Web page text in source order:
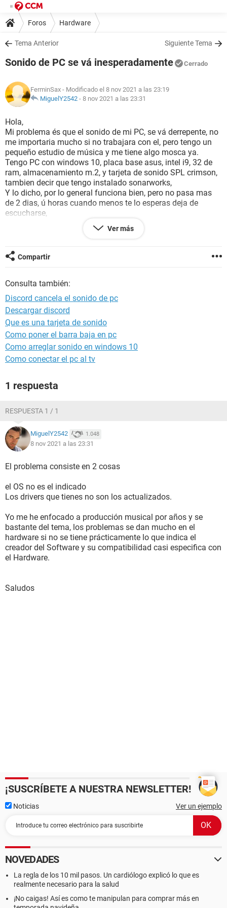
Foros Hardware
Tema Anterior Siguiente Tema
Sonido de PC se vá inesperadamente Cerrado
FerminSax - Modificado el 8 nov 2021 a las 23:19
MiguelY2542 - 8 nov 2021 a las 23:31
Hola,
Mi problema és que el sonido de mi PC, se vá derrepente, no
me importaria mucho si no trabajara con el, pero tengo un
pequeño estudio de música y me tiene algo mosca ya.
Tengo PC con windows 10, placa base asus, intel i9, 32 de
ram, almacenamiento m.2, y tarjeta de sonido SPL crimson,
tambien decir que tengo instalado sonarworks,
Y lo dicho, por lo general funciona bien, pero no pasa mas
de 2 dias, ú horas cuando menos te lo esperas deja de
escucharse,
¡ Por si sirve de información!! , cuando se vá el sonido, oigo
como el PC por dentro hace esos ruiditos que suele hacer un
spotify, reproductor de windows o cualquier otra cosa deja
de escucharse, obligatorio reiniciar y que vuelva a funcionar,
Espero que me podais ayudar, saludo amigos
Configuración:Android / Chrome 95.0.4638.74
Ver más
Compartir
Consulta también:
Discord cancela el sonido de pc
Descargar discord
Que es una tarjeta de sonido
Como poner el barra baja en pc
Como arreglar sonido en windows 10
Como conectar el pc al tv
1 respuesta
RESPUESTA 1 / 1
MiguelY2542 1.048
8 nov 2021 a las 23:31
El problema consiste en 2 cosas
el OS no es el indicado
Los drivers que tienes no son los actualizados.
Yo me he enfocado a producción musical por años y se
bastante del tema, los problemas se dan mucho en el
hardware si no se tiene prácticamente lo que indica el
creador del Software y su compatibilidad casi especifica con
el Hardware.
Saludos
¡SUSCRÍBETE A NUESTRA NEWSLETTER!
Noticias Ver un ejemplo
NOVEDADES
La regla de los 10 mil pasos. Un cardiólogo explicó lo que es
realmente necesario para la salud
¡No caigas! Así es como te manipulan para comprar más en